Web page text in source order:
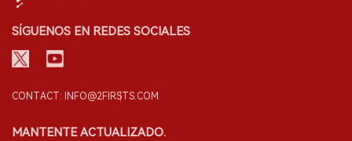
SÍGUENOS EN REDES SOCIALES
CONTACT: INFO@2FIRSTS.COM
MANTENTE ACTUALIZADO.